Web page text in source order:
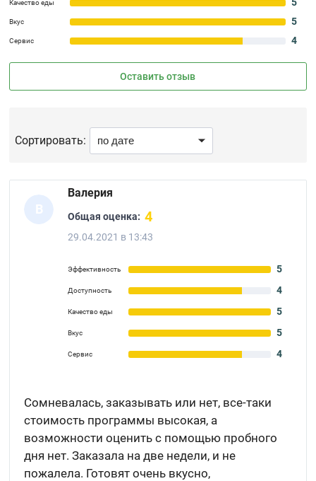
Качество еды
Вкус 5
Сервис 4
Оставить отзыв
Сортировать:
В
Валерия
Общая оценка: 4
29.04.2021 в 13:43
Эффективность 5
Доступность 4
Качество еды 5
Вкус 5
Сервис 4
Сомневалась, заказывать или нет, все-таки
стоимость программы высокая, а
возможности оценить с помощью пробного
дня нет. Заказала на две недели, и не
пожалела. Готовят очень вкусно,